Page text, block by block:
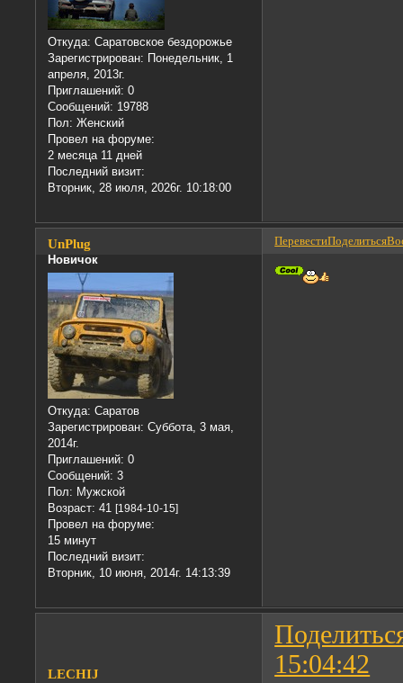
Откуда: Саратовское бездорожье
Зарегистрирован: Понедельник, 1
апреля, 2013г.
Приглашений: 0
Сообщений: 19788
Пол: Женский
Провел на форуме:
2 месяца 11 дней
Последний визит:
Вторник, 28 июля, 2026г. 10:18:00
ПеревестиПоделиться
UnPlug
Новичок
Откуда: Саратов
Зарегистрирован: Суббота, 3 мая,
2014г.
Приглашений: 0
Сообщений: 3
Пол: Мужской
Возраст: 41[1984-10-15]
Провел на форуме:
15 минут
Последний визит:
Вторник, 10 июня, 2014г. 14:13:39
15:04:42
LECHIJ